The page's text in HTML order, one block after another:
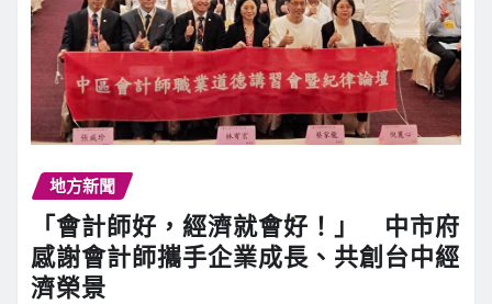
地方新聞
「會計師好，經濟就會好！」 中市府
感謝會計師攜手企業成長、共創台中經
濟榮景